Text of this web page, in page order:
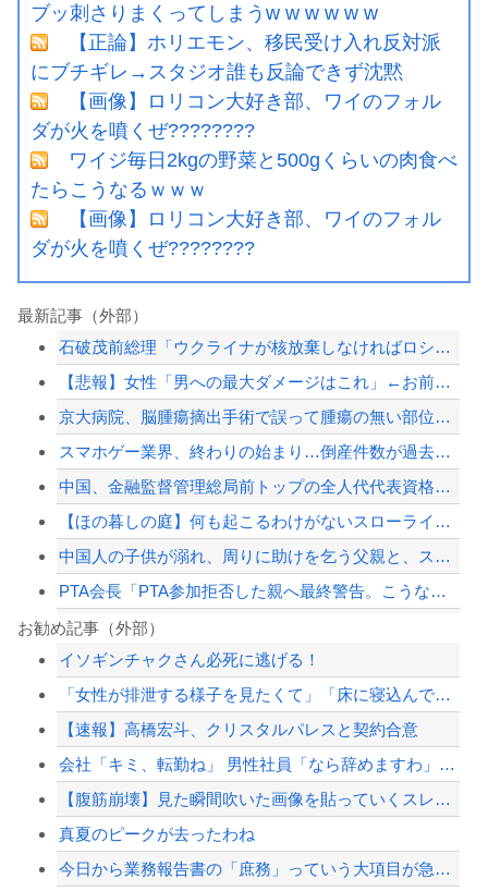
ブッ刺さりまくってしまうw w w w w w
【正論】ホリエモン、移民受け入れ反対派
にブチギレ→スタジオ誰も反論できず沈黙
【画像】ロリコン大好き部、ワイのフォル
ダが火を噴くぜ????????
ワイジ毎日2kgの野菜と500gくらいの肉食べ
たらこうなるｗｗｗ
【画像】ロリコン大好き部、ワイのフォル
ダが火を噴くぜ????????
最新記事（外部）
石破茂前総理「ウクライナが核放棄しなければロシア侵攻しなかった」！
【悲報】女性「男への最大ダメージはこれ」←お前ら耐えられる？
京大病院、脳腫瘍摘出手術で誤って腫瘍の無い部位を摘出 脳幹など損傷受け植物状態に
スマホゲー業界、終わりの始まり…倒産件数が過去最多ペース「数億円かけても爆ﾀﾋ」
中国、金融監督管理総局前トップの全人代代表資格を剥奪…重大な規律違反で！
【ほの暮しの庭】何も起こるわけがないスローライフ【カルロ・ピノ】[2026.08...
中国人の子供が溺れ、周りに助けを乞う父親と、スマホを向けてインプレ稼ぎの見物人
PTA会長「PTA参加拒否した親へ最終警告。こうなってもいい？」
【悲報】ゴルゴさん、高額報酬のくせに無茶すぎる依頼ばかりでお疲れ気味ｗｗｗｗｗ
【配信者】「金バエ」のSNS更新が1週間途絶え、様々な憶測が飛び交う。1週間ぶり...
【緊急速報】NYで警官が黒人男性の首を絞め、暴動第二波不可避へ
お勧め記事（外部）
イソギンチャクさん必死に逃げる！
「女性が排泄する様子を見たくて」「床に寝込んでしまった」女子トイレに侵入した疑い...
【速報】高橋宏斗、クリスタルパレスと契約合意
会社「キミ、転勤ね」 男性社員「なら辞めますわ」 → 凄いことになるｗｗｗｗｗｗ
【腹筋崩壊】見た瞬間吹いた画像を貼っていくスレｗｗｗｗ
真夏のピークが去ったわね
今日から業務報告書の「庶務」っていう大項目が急に廃止されたんだけど意味不明すぎる